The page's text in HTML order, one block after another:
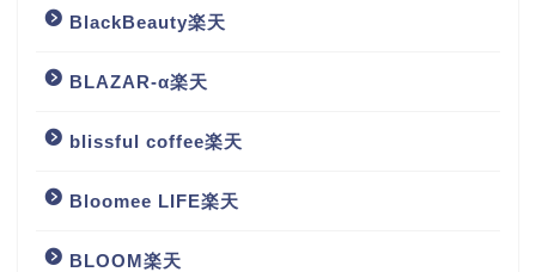
BlackBeauty楽天
BLAZAR-α楽天
blissful coffee楽天
Bloomee LIFE楽天
BLOOM楽天